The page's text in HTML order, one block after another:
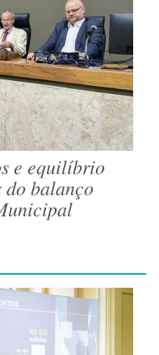
e equilíbrio
do balanço